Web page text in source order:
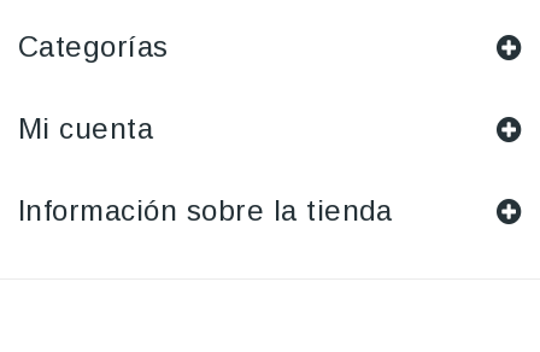
Categorías
Mi cuenta
Información sobre la tienda